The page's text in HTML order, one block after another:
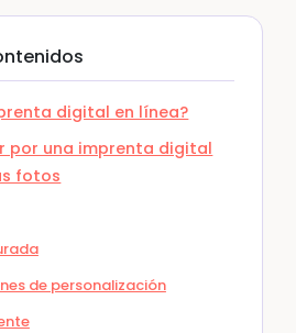
digital en línea?
por una imprenta digital
fotos
de personalización